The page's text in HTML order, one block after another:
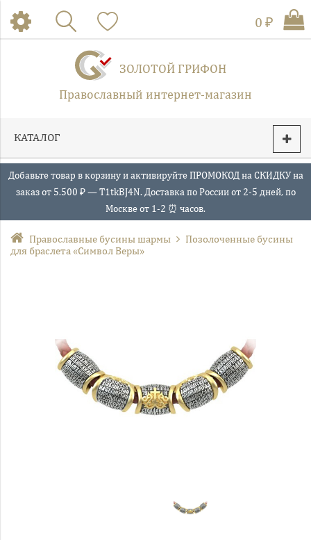
ЗОЛОТОЙ ГРИФОН
Православный интернет-магазин
0 ₽
КАТАЛОГ
Добавьте товар в корзину и активируйте ПРОМОКОД на СКИДКУ на
заказ от 5.500 ₽ — T1tkBJ4N. Доставка по России от 2-5 дней, по
Москве от 1-2 ⏰ часов.
Православные бусины шармы
Позолоченные бусины
для браслета «Символ Веры»